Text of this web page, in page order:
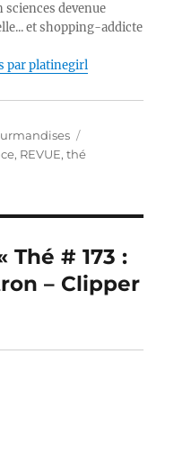
sciences devenue
et shopping-addicte
par platinegirl
, REVUE,thé
Thé # 173 :
– Clipper